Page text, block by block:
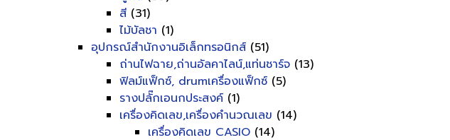
สี (31)
ไม้บัลชา (1)
อุปกรณ์สำนักงานอิเล็กทรอนิกส์ (51)
ถ่านไฟฉาย,ถ่านอัลคาไลน์,แท่นชาร์จ (13)
ฟิลม์แฟ็กซ์, drumเครื่องแฟ็กซ์ (5)
รางปลั๊กเอนกประสงค์ (1)
เครื่องคิดเลข,เครื่องคำนวณเลข (14)
เครื่องคิดเลข CASIO (14)